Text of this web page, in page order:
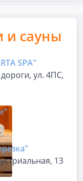
и сауны
SPA"
ул. 4ПС,
13